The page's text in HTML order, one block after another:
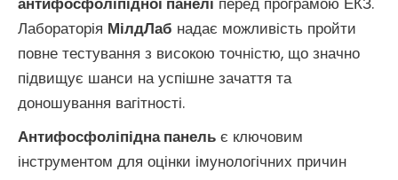
Лабораторія МілдЛаб надає можливість пройти
повне тестування з високою точністю, що значно
підвищує шанси на успішне зачаття та
доношування вагітності.
Антифосфоліпідна панель є ключовим
інструментом для оцінки імунологічних причин